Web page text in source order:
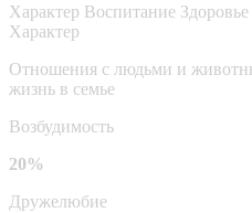
Характер Воспитание Здоровье
Характер
Отношения с людьми и
жизнь в семье
Возбудимость
20%
Дружелюбие